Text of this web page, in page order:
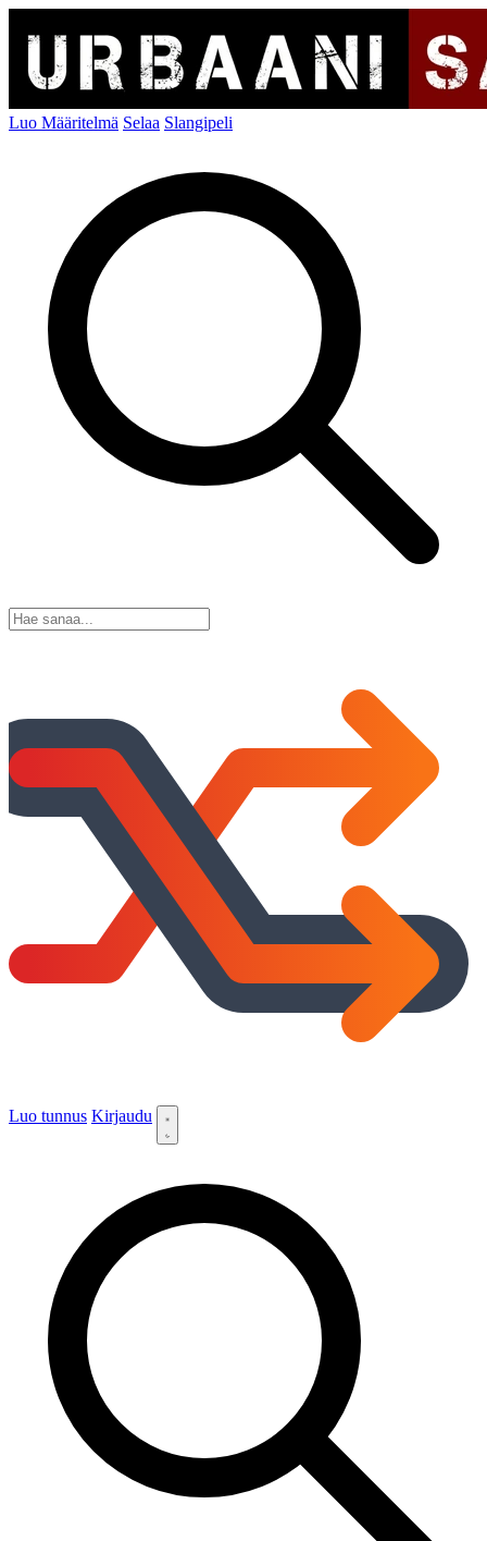
Luo Määritelmä Selaa Slangipeli
Luo tunnus Kirjaudu